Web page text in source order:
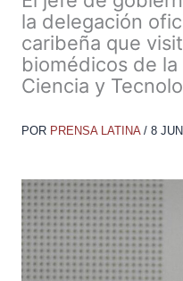
la delegación
caribeña que
biomédicos de
Ciencia y
POR PRENSA LATINA / 8